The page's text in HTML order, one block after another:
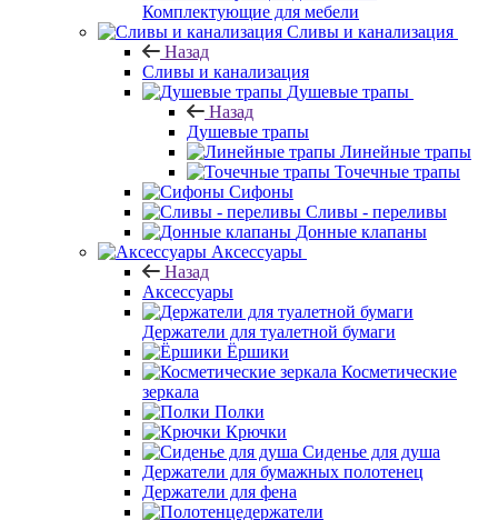
Комплектующие для мебели
Сливы и канализация
Назад
Сливы и канализация
Душевые трапы
Назад
Душевые трапы
Линейные трапы
Точечные трапы
Сифоны
Сливы - переливы
Донные клапаны
Аксессуары
Назад
Аксессуары
Держатели для туалетной бумаги
Ёршики
Косметические
зеркала
Полки
Крючки
Сиденье для душа
Держатели для бумажных полотенец
Держатели для фена